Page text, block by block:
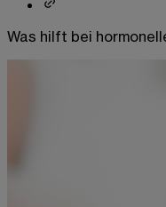
Was hilft bei